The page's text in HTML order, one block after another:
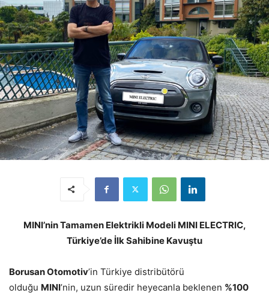
MINI’nin Tamamen Elektrikli Modeli MINI ELECTRIC,
Türkiye’de İlk Sahibine Kavuştu
Borusan Otomotiv’in Türkiye distribütörü
olduğu MINI’nin, uzun süredir heyecanla beklenen %100